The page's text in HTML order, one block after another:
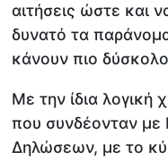
αιτήσεις ώστε και
δυνατό τα
κάνουν πιο
Με την ίδια
που συνδέονταν
Δηλώσεων, με το